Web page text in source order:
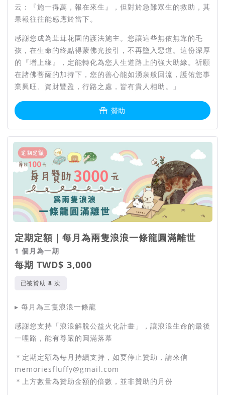
// 當無人問津的浪浪，走到生命盡
頭⋯⋯ //
你知道嗎？根據 2021 年農委會的統計數據公布，全台灣的遊
蕩犬數量為 15 萬 5869 隻。
在台灣，雖然有部分地區環保單位建置犬貓遺體處理作業流程，
但因為現行法規下，其被歸類為一般廢棄物，大多還是會把遺體
與垃圾一起收集焚燒，讓人格外為這些浪浪們感到心酸。
即便委由環保單位進行，路殺浪浪的接體亦造成清潔人員的額外
負擔。無論是街邊的長久留置，或者遺體造成周邊環境的影響，
對處理者、鄰近居民與離世動物來說，都是一件令人難過的事。
// 讓我們為祂們做得更多 //
什麼是浪浪解脫火化計畫？
浪浪解脫火化計畫是路殺浪浪或浪浪遺骸的「接體 ➤ 火化➤ 撒
附註：浪浪解脫火化計畫由人民團體解脫協會發起與公益企業合
作夥伴茸茸花園共同執行。
云：『施一得萬，報在來生』，但對於急難眾生的救助，其
果報往往能感應於當下。
感謝您成為茸茸花園的護法施主。您讓這些無依無靠的毛
孩，在生命的終點得蒙佛光接引，不再墮入惡道。這份深厚
的『增上緣』，定能轉化為您人生道路上的強大助緣。祈願
在諸佛菩薩的加持下，您的善心能如湧泉般回流，護佑您事
業興旺、資財豐盈，行路之處，皆有貴人相助。」
贊助
定期定額｜每月為兩隻浪浪一條龍圓滿離世
1 個月為一期
每期 TWD$ 3,000
已被贊助 次
▸ 每月為三隻浪浪一條龍
感謝您支持「浪浪解脫公益火化計畫」，讓浪浪生命的最後
一哩路，能有尊嚴的圓滿落幕
＊定期定額為每月持續支持，如要停止贊助，請來信
memoriesfluffy@gmail.com
＊上方數量為贊助金額的倍數，並非贊助的月份